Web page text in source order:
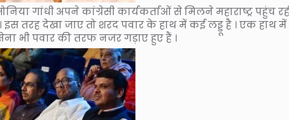
गांधी अपने कांग्रेसी कार्यकर्ताओं से मिलने महाराष्ट्र पहुंच
इस तरह देखा जाए तो शरद पवार के हाथ में कई लड्डू है । एक हाथ में
भी पवार की तरफ नजर गड़ाए हुए हैं ।